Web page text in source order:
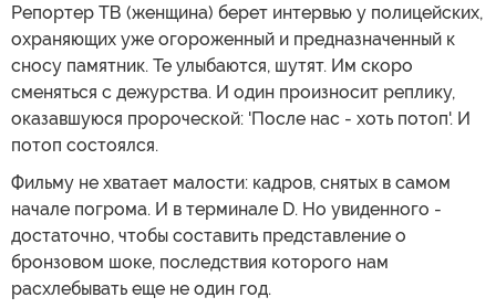
Репортер ТВ (женщина) берет интервью у полицейских,
охраняющих уже огороженный и предназначенный к
сносу памятник. Те улыбаются, шутят. Им скоро
сменяться с дежурства. И один произносит реплику,
оказавшуюся пророческой: 'После нас - хоть потоп'. И
потоп состоялся.
Фильму не хватает малости: кадров, снятых в самом
начале погрома. И в терминале D. Ho yвиденного -
достаточно, чтобы составить представление о
бронзовом шоке, последствия которого нам
расхлебывать еще не один год.